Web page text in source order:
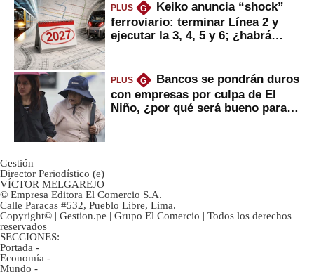
PLUS G
Keiko anuncia “shock”
ferroviario: terminar Línea 2 y
ejecutar la 3, 4, 5 y 6; ¿habrá
PLUS G
Bancos se pondrán duros
con empresas por culpa de El
Niño, ¿por qué será bueno para
Gestión
Director Periodístico (e)
VÍCTOR MELGAREJO
© Empresa Editora El Comercio S.A.
Calle Paracas #532, Pueblo Libre, Lima.
Copyright© | Gestion.pe | Grupo El Comercio | Todos los derechos
reservados
SECCIONES:
Portada -
Economía -
Mundo -